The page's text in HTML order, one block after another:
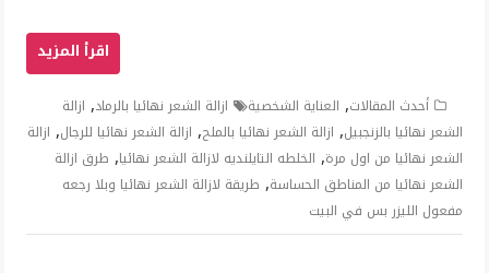
أحدث المقالات, العناية الشخصية ازالة الشعر نهائيا بالرماد, ازالة
الشعر نهائيا بالزنجبيل, ازالة الشعر نهائيا بالملح, ازالة الشعر نهائيا للرجال, ازالة
الشعر نهائيا من اول مرة, الخلطه التايلنديه لازالة الشعر نهائيا, طرق ازالة
الشعر نهائيا من المناطق الحساسة, طريقة لازالة الشعر نهائيا وبلا رجعه
مفعول الليزر بس في البيت